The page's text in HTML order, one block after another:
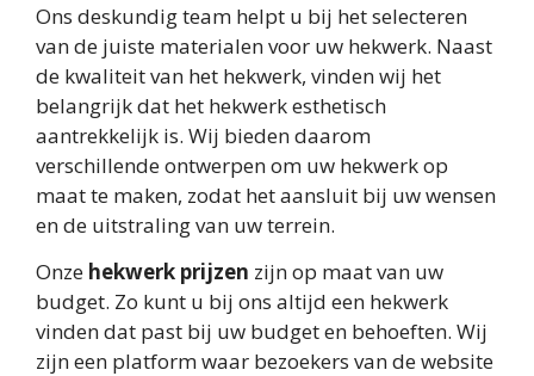
Ons deskundig team helpt u bij het selecteren
van de juiste materialen voor uw hekwerk. Naast
de kwaliteit van het hekwerk, vinden wij het
belangrijk dat het hekwerk esthetisch
aantrekkelijk is. Wij bieden daarom
verschillende ontwerpen om uw hekwerk op
maat te maken, zodat het aansluit bij uw wensen
en de uitstraling van uw terrein.
Onze hekwerk prijzen zijn op maat van uw
budget. Zo kunt u bij ons altijd een hekwerk
vinden dat past bij uw budget en behoeften. Wij
zijn een platform waar bezoekers van de website